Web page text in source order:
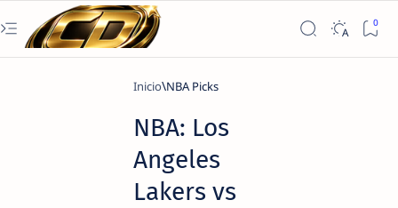
Inicio NBA Picks
NBA: Los
Angeles
Lakers vs